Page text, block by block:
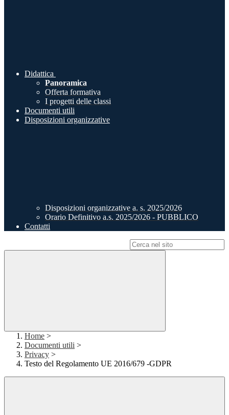
Didattica
Panoramica
Offerta formativa
I progetti delle classi
Documenti utili
Disposizioni organizzative
Disposizioni organizzative a. s. 2025/2026
Orario Definitivo a.s. 2025/2026 - PUBBLICO
Contatti
Home >
Documenti utili >
Privacy >
Testo del Regolamento UE 2016/679 -GDPR